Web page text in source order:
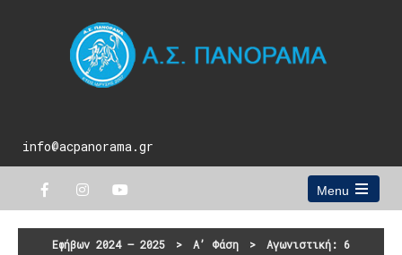
info@acpanorama.gr
Menu
Open
main
menu
Εφήβων 2024 – 2025 > Α’ Φάση > Αγωνιστική: 6